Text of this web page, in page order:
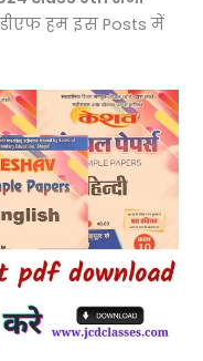
हम इस Posts में